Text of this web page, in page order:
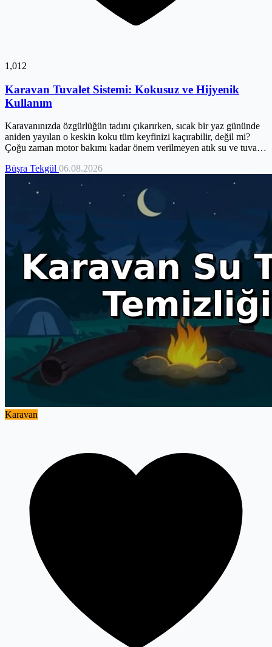
1,012
Karavan Tuvalet Sistemi: Kokusuz ve Hijyenik
Kullanım
Karavanınızda özgürlüğün tadını çıkarırken, sıcak bir yaz gününde
aniden yayılan o keskin koku tüm keyfinizi kaçırabilir, değil mi?
Çoğu zaman motor bakımı kadar önem verilmeyen atık su ve tuvalet
etkileyen kritik bir detaydır. Yanlış yönetim, sadece kötü kokulara
değil, bakteri ve tıkanıklıklara da yol açabilir. Endişelenmeyin, bu
rehber tam da bu sorunları kökten çözmek için hazırlandı. Kokusuz,
hijyenik ve çevreye duyarlı bir karavan deneyimi için ihtiyacınız
olan tüm bilgileri burada bulacaksınız.
Büşra Tekgül 06.08.2026
Karavan